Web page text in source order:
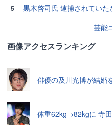
5
黒木啓司氏 逮捕されていた
芸能
画像アクセスランキング
俳優の及川光博が結婚
体重62kg→82kgに 寺